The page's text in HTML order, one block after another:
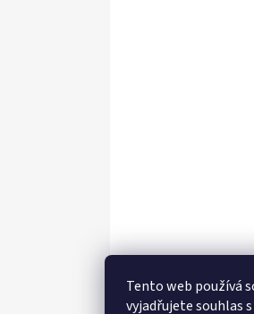
Tento web používá
vyjadřujete souhlas